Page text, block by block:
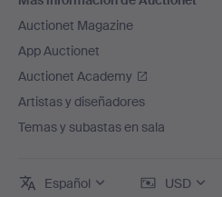
Auctionet Magazine
App Auctionet
Auctionet Academy
Artistas y diseñadores
Temas y subastas en sala
Español USD